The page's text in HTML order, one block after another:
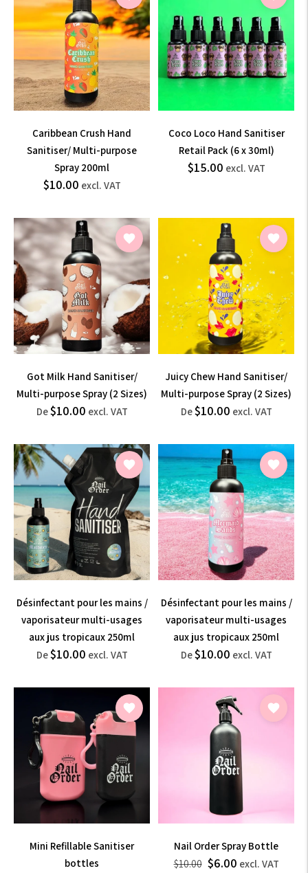
Caribbean Crush Hand
Sanitiser/ Multi-purpose
Spray 200ml
Prix
$10.00 excl. VAT$12.00
VAT
Coco Loco Hand Sanitiser
Retail Pack (6 x 30ml)
Prix
$15.00 excl. VAT$18.00
Got Milk Hand Sanitiser/
Multi-purpose Spray (2 Sizes)
Prix
De$10.00 excl. VAT$12.00
VAT
Juicy Chew Hand Sanitiser/
Multi-purpose Spray (2 Sizes)
Prix
De$10.00 excl. VAT$12.00
VAT
Désinfectant pour les mains /
vaporisateur multi-usages
aux jus tropicaux 250ml
Prix
De$10.00 excl. VAT$12.00
VAT
Désinfectant pour les mains /
vaporisateur multi-usages
aux jus tropicaux 250ml
Prix
De$10.00 excl. VAT$12.00
VAT
Mini Refillable Sanitiser
bottles
Nail Order Spray Bottle
Prix
$10.00 $6.00 excl. VAT$12.00